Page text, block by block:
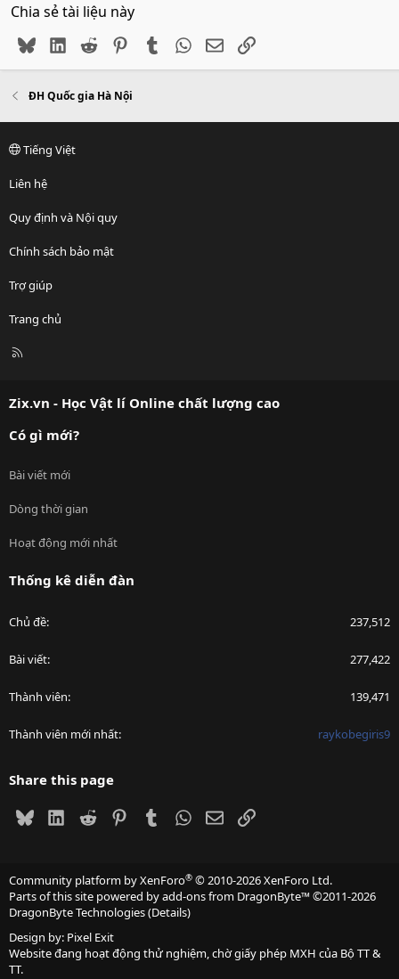
Chia sẻ tài liệu này
BlueskyLinkedIn
Reddit PinterestTumblr WhatsApp
EmailLink
ĐH Quốc gia Hà Nội
Tiếng Việt
Liên hệ
Quy định và Nội quy
Chính sách bảo mật
Trợ giúp
Trang chủ
R
Zix.vn - Học Vật lí Online chất lượng cao
Có gì mới?
Bài viết mới
Dòng thời gian
Hoạt động mới nhất
Thống kê diễn đàn
Chủ đề 237,512
Bài viết 277,422
Thành viên 139,471
Thành viên mới nhất raykobegiris9
Share this page
BlueskyLinkedIn
Reddit PinterestTumblrWhatsApp
EmailLink
Community platform by XenForo® © 2010-2026 XenForo Ltd.
Parts of this site powered byadd-ons from DragonByte™©2011-2026
DragonByte Technologies(Details)
Design by: Pixel Exit
Website đang hoạt động thử nghiệm, chờ giấy phép MXH của Bộ TT &
TT.